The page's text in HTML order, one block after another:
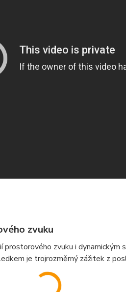
zvuku
prostorového zvuku i
je trojrozměrný zážitek z